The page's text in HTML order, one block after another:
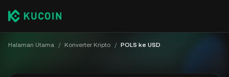
Halaman Utama / Konverter Kripto / POLS ke USD